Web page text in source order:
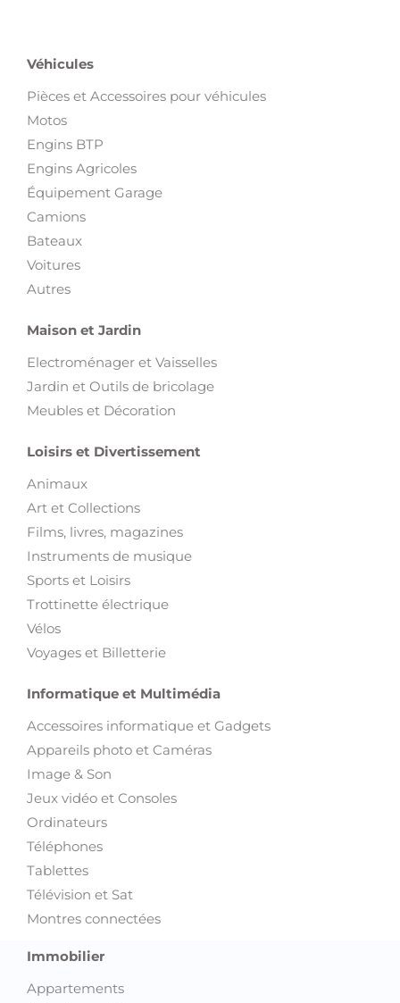
Véhicules
Pièces et Accessoires pour véhicules
Motos
Engins BTP
Engins Agricoles
Équipement Garage
Camions
Bateaux
Voitures
Autres
Maison et Jardin
Electroménager et Vaisselles
Jardin et Outils de bricolage
Meubles et Décoration
Loisirs et Divertissement
Animaux
Art et Collections
Films, livres, magazines
Instruments de musique
Sports et Loisirs
Trottinette électrique
Vélos
Voyages et Billetterie
Informatique et Multimédia
Accessoires informatique et Gadgets
Appareils photo et Caméras
Image & Son
Jeux vidéo et Consoles
Ordinateurs
Téléphones
Tablettes
Télévision et Sat
Montres connectées
Immobilier
Appartements